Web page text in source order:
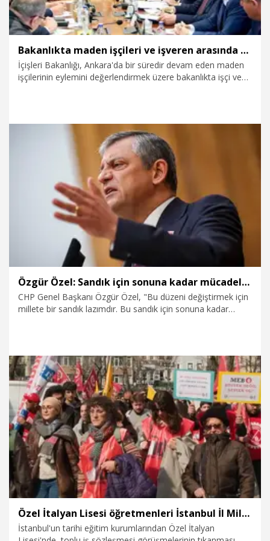
Bakanlıkta maden işçileri ve işveren arasında toplantı
İçişleri Bakanlığı, Ankara'da bir süredir devam eden maden
işçilerinin eylemini değerlendirmek üzere bakanlıkta işçi ve
Özgür Özel: Sandık için sonuna kadar mücadele edeceğiz
CHP Genel Başkanı Özgür Özel, "Bu düzeni değiştirmek için
millete bir sandık lazımdır. Bu sandık için sonuna kadar
gireceğiz, tüm kulaklara konuşacağız, tüm gözlere
bakacağız" dedi.
28.04.2026 Politika
Özel İtalyan Lisesi öğretmenleri İstanbul İl Milli Eğitim Müdürlüğü'nün önünde eylem düzenledi
İstanbul'un tarihi eğitim kurumlarından Özel İtalyan